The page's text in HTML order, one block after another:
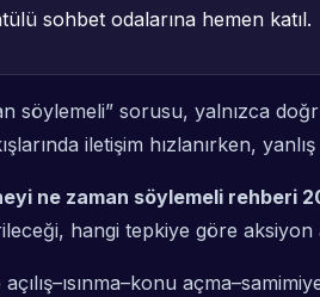
sohbet odalarına hemen katıl.
söylemeli” sorusu, yalnızca
iletişim hızlanırken,
ne zaman söylemeli rehberi
hangi tepkiye göre aksiyon
açılış–ısınma–konu